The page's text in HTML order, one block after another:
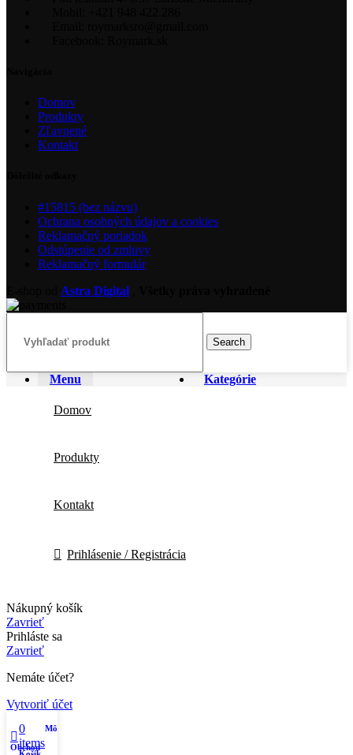
Domov
Produkty
Zľavnené
Kontakt
#15815 (bez názvu)
Ochrana osobných údajov a cookies
Reklamačný poriadok
Odstúpenie od zmluvy
Reklamačný formulár
Astra Digital
Search
Menu Kategórie
Domov
Produkty
Kontakt
Prihlásenie / Registrácia
Nákupný košík
Zavrieť
Prihláste sa
Zavrieť
Nemáte účet?
Vytvoriť účet
Obchod
0
items
Košík
Môj účet